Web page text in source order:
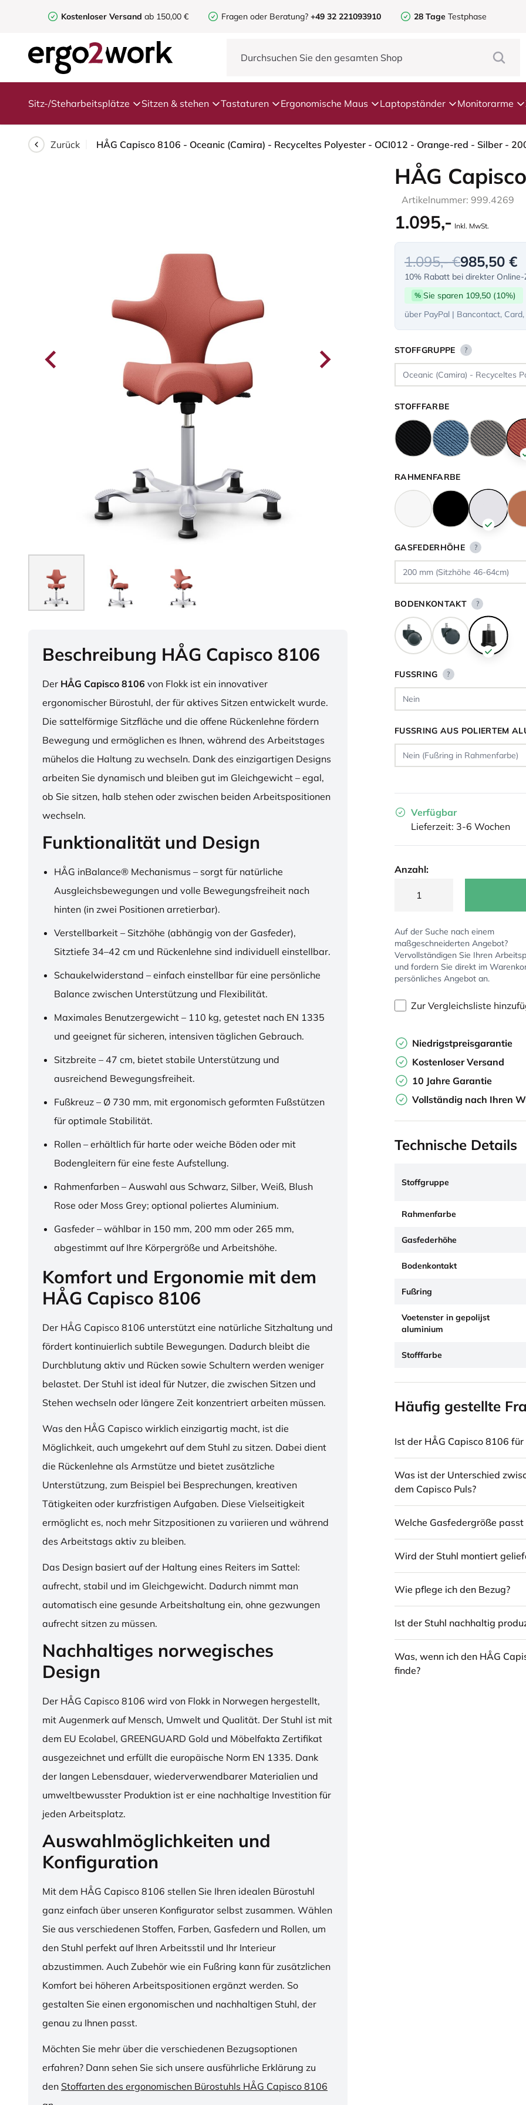
Kostenloser Versand ab 150,00 € Fragen oder Beratung? +49 32 221093910 28 Tage Testphase
Sitz-/Steharbeitsplätze Sitzen & stehen Tastaturen Ergonomische Maus Laptopständer Monitorarme
Zurück HÅG Capisco 8106 - Oceanic (Camira) - Recyceltes Polyester - OCI012 - Orange-red - Silber -
Beschreibung HÅG Capisco 8106
Der HÅG Capisco 8106 von Flokk ist ein innovativer
ergonomischer Bürostuhl, der für aktives Sitzen entwickelt wurde.
Die sattelförmige Sitzfläche und die offene Rückenlehne fördern
Bewegung und ermöglichen es Ihnen, während des Arbeitstages
mühelos die Haltung zu wechseln. Dank des einzigartigen Designs
arbeiten Sie dynamisch und bleiben gut im Gleichgewicht – egal,
ob Sie sitzen, halb stehen oder zwischen beiden Arbeitspositionen
wechseln.
Funktionalität und Design
HÅG inBalance® Mechanismus – sorgt für natürliche
Ausgleichsbewegungen und volle Bewegungsfreiheit nach
hinten (in zwei Positionen arretierbar).
Verstellbarkeit – Sitzhöhe (abhängig von der Gasfeder),
Sitztiefe 34–42 cm und Rückenlehne sind individuell einstellbar.
Schaukelwiderstand – einfach einstellbar für eine persönliche
Balance zwischen Unterstützung und Flexibilität.
Maximales Benutzergewicht – 110 kg, getestet nach EN 1335
und geeignet für sicheren, intensiven täglichen Gebrauch.
Sitzbreite – 47 cm, bietet stabile Unterstützung und
ausreichend Bewegungsfreiheit.
Fußkreuz – Ø 730 mm, mit ergonomisch geformten Fußstützen
für optimale Stabilität.
Rollen – erhältlich für harte oder weiche Böden oder mit
Bodengleitern für eine feste Aufstellung.
Rahmenfarben – Auswahl aus Schwarz, Silber, Weiß, Blush
Rose oder Moss Grey; optional poliertes Aluminium.
Gasfeder – wählbar in 150 mm, 200 mm oder 265 mm,
abgestimmt auf Ihre Körpergröße und Arbeitshöhe.
Komfort und Ergonomie mit dem
HÅG Capisco 8106
Der HÅG Capisco 8106 unterstützt eine natürliche Sitzhaltung und
fördert kontinuierlich subtile Bewegungen. Dadurch bleibt die
Durchblutung aktiv und Rücken sowie Schultern werden weniger
belastet. Der Stuhl ist ideal für Nutzer, die zwischen Sitzen und
Stehen wechseln oder längere Zeit konzentriert arbeiten müssen.
Was den HÅG Capisco wirklich einzigartig macht, ist die
Möglichkeit, auch umgekehrt auf dem Stuhl zu sitzen. Dabei dient
die Rückenlehne als Armstütze und bietet zusätzliche
Unterstützung, zum Beispiel bei Besprechungen, kreativen
Tätigkeiten oder kurzfristigen Aufgaben. Diese Vielseitigkeit
ermöglicht es, noch mehr Sitzpositionen zu variieren und während
des Arbeitstags aktiv zu bleiben.
Das Design basiert auf der Haltung eines Reiters im Sattel:
aufrecht, stabil und im Gleichgewicht. Dadurch nimmt man
automatisch eine gesunde Arbeitshaltung ein, ohne gezwungen
aufrecht sitzen zu müssen.
Nachhaltiges norwegisches
Design
Der HÅG Capisco 8106 wird von Flokk in Norwegen hergestellt,
mit Augenmerk auf Mensch, Umwelt und Qualität. Der Stuhl ist mit
dem EU Ecolabel, GREENGUARD Gold und Möbelfakta Zertifikat
ausgezeichnet und erfüllt die europäische Norm EN 1335. Dank
der langen Lebensdauer, wiederverwendbarer Materialien und
umweltbewusster Produktion ist er eine nachhaltige Investition für
jeden Arbeitsplatz.
Auswahlmöglichkeiten und
Konfiguration
Mit dem HÅG Capisco 8106 stellen Sie Ihren idealen Bürostuhl
ganz einfach über unseren Konfigurator selbst zusammen. Wählen
Sie aus verschiedenen Stoffen, Farben, Gasfedern und Rollen, um
den Stuhl perfekt auf Ihren Arbeitsstil und Ihr Interieur
abzustimmen. Auch Zubehör wie ein Fußring kann für zusätzlichen
Komfort bei höheren Arbeitspositionen ergänzt werden. So
gestalten Sie einen ergonomischen und nachhaltigen Stuhl, der
genau zu Ihnen passt.
Möchten Sie mehr über die verschiedenen Bezugsoptionen
erfahren? Dann sehen Sie sich unsere ausführliche Erklärung zu
den Stoffarten des ergonomischen Bürostuhls HÅG Capisco 8106
HÅG
Artikelnummer: 999.4269
1.095,- Inkl. MwSt.
1.095,- €985,50 €
10% Rabatt bei direkter Online-
% Sie sparen 109,50 (10%)
über PayPal | Bancontact,
STOFFGRUPPE ?
STOFFFARBE
RAHMENFARBE
GASFEDERHÖHE ?
BODENKONTAKT ?
FUSSRING ?
FUSSRING AUS POLIERTEM
Verfügbar
Lieferzeit: 3-6 Wochen
Anzahl:
Auf der Suche nach einem
maßgeschneiderten Angebot?
Vervollständigen Sie Ihren
und fordern Sie direkt im
persönliches Angebot an.
Zur Vergleichsliste
Niedrigstpreisgarantie
Kostenloser Versand
10 Jahre Garantie
Vollständig nach Ihren
Technische Details
Stoffgruppe
Rahmenfarbe
Gasfederhöhe
Bodenkontakt
Fußring
Voetenster in gepolijst
aluminium
Stofffarbe
Häufig gestellte
Ist der HÅG Capisco 8106
Was ist der Unterschied
dem Capisco Puls?
Welche Gasfedergröße passt
Wird der Stuhl montiert
Wie pflege ich den Bezug?
Ist der Stuhl nachhaltig
Was, wenn ich den HÅG
finde?